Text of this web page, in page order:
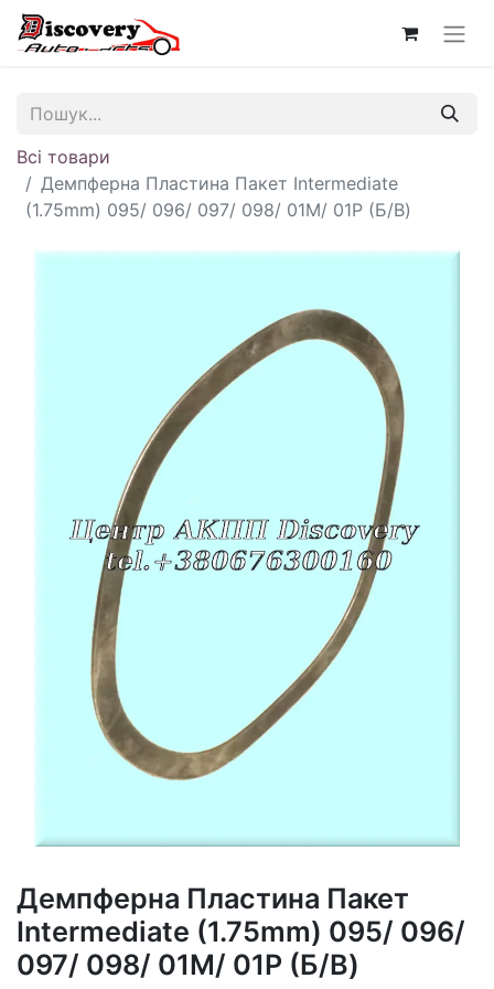
Всі товари
Демпферна Пластина Пакет Intermediate
(1.75mm) 095/ 096/ 097/ 098/ 01M/ 01P (Б/В)
Демпферна Пластина Пакет
Intermediate (1.75mm) 095/ 096/
097/ 098/ 01M/ 01P (Б/В)